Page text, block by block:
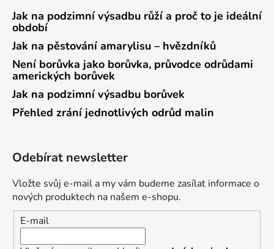
Jak na podzimní výsadbu růží a proč to je ideální
období
Jak na pěstování amarylisu – hvězdníků
Není borůvka jako borůvka, průvodce odrůdami
amerických borůvek
Jak na podzimní výsadbu borůvek
Přehled zrání jednotlivých odrůd malin
Odebírat newsletter
Vložte svůj e-mail a my vám budeme zasílat informace o
nových produktech na našem e-shopu.
E-mail